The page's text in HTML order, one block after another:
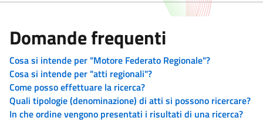
Domande frequenti
Cosa si intende per "Motore Federato Regionale"?
Cosa si intende per "atti regionali"?
Come posso effettuare la ricerca?
Quali tipologie (denominazione) di atti si possono ricercare?
In che ordine vengono presentati i risultati di una ricerca?